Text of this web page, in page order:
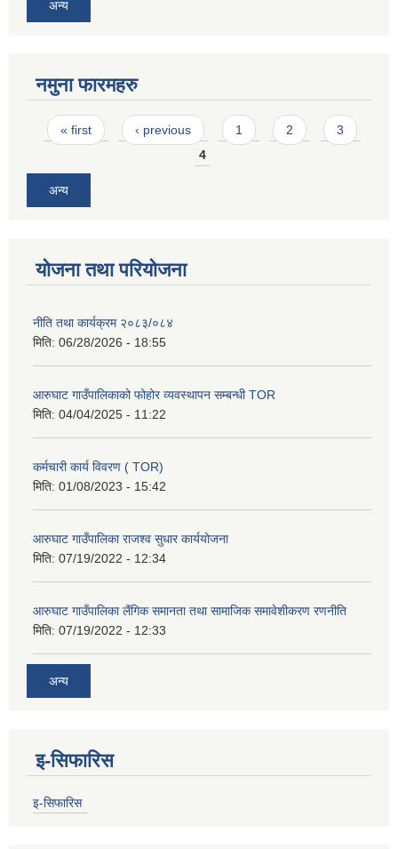
अन्य
नमुना फारमहरु
Pages
« first ‹ previous 1 2
3
4
अन्य
योजना तथा परियोजना
नीति तथा कार्यक्रम २०८३/०८४
मिति: 06/28/2026 - 18:55
आरुघाट गाउँपालिकाको फोहोर व्यवस्थापन सम्बन्धी TOR
मिति: 04/04/2025 - 11:22
कर्मचारी कार्य विवरण ( TOR)
मिति: 01/08/2023 - 15:42
आरुघाट गाउँपालिका राजश्व सुधार कार्ययोजना
मिति: 07/19/2022 - 12:34
आरुघाट गाउँपालिका लैंगिक समानता तथा सामाजिक समावेशीकरण रणनीति
मिति: 07/19/2022 - 12:33
अन्य
इ-सिफारिस
इ-सिफारिस